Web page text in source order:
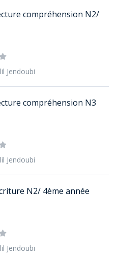
compréhension N2/
Jendoubi
compréhension N3
Jendoubi
N2/ 4ème année
Jendoubi